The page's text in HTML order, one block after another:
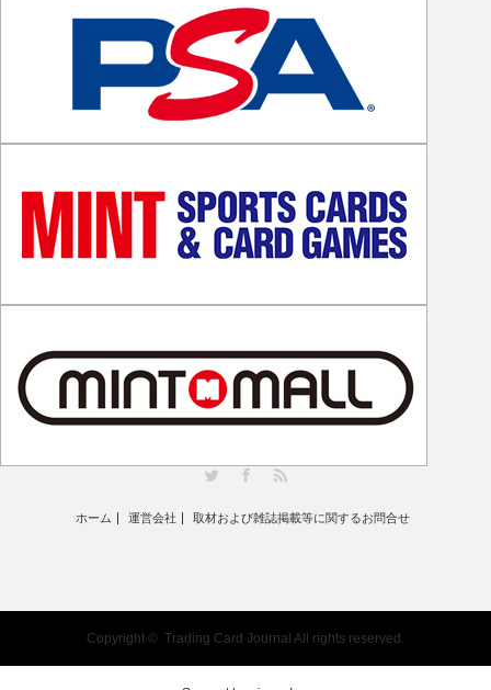
ホーム 運営会社 取材および雑誌掲載等に関するお問合せ
Copyright © Trading Card Journal All rights reserved.